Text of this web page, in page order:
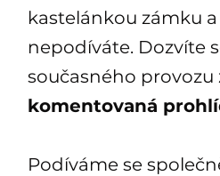
kastelánkou zámku
nepodíváte. Dozvíte
současného
komentovaná
Podíváme se